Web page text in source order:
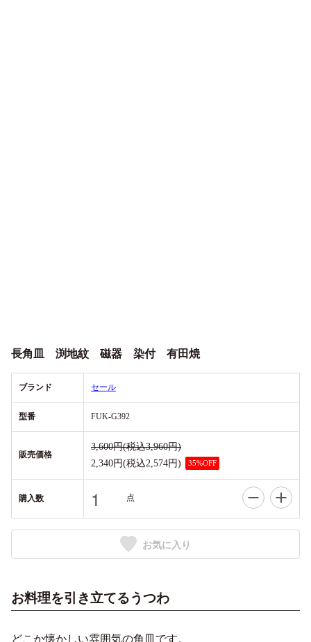
長角皿 渕地紋 磁器 染付 有田焼
ブランド セール
型番 FUK-G392
販売価格
3,600円(税込3,960円)
2,340円(税込2,574円)
35%OFF
購入数 点
お気に入り
お料理を引き立てるうつわ
どこか懐かしい雰囲気の角皿です。